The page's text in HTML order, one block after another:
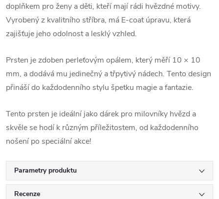
doplňkem pro ženy a děti, kteří mají rádi hvězdné motivy.
Vyrobený z kvalitního stříbra, má E-coat úpravu, která
zajišťuje jeho odolnost a lesklý vzhled.
Prsten je zdoben perleťovým opálem, který měří 10 × 10
mm, a dodává mu jedinečný a třpytivý nádech. Tento design
přináší do každodenního stylu špetku magie a fantazie.
Tento prsten je ideální jako dárek pro milovníky hvězd a
skvěle se hodí k různým příležitostem, od každodenního
nošení po speciální akce!
Parametry produktu
Recenze